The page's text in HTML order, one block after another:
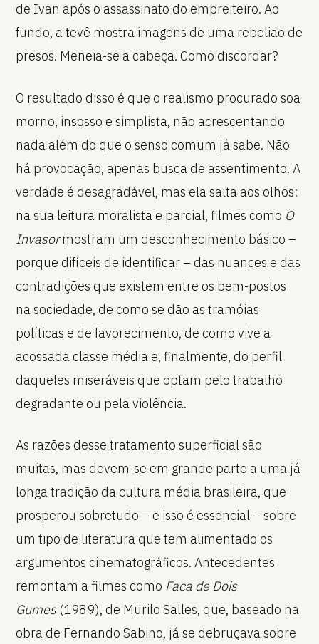
de Ivan após o assassinato do empreiteiro. Ao
fundo, a tevê mostra imagens de uma rebelião de
presos. Meneia-se a cabeça. Como discordar?
O resultado disso é que o realismo procurado soa
morno, insosso e simplista, não acrescentando
nada além do que o senso comum já sabe. Não
há provocação, apenas busca de assentimento. A
verdade é desagradável, mas ela salta aos olhos:
na sua leitura moralista e parcial, filmes como O
Invasormostram um desconhecimento básico –
porque difíceis de identificar – das nuances e das
contradições que existem entre os bem-postos
na sociedade, de como se dão as tramóias
políticas e de favorecimento, de como vive a
acossada classe média e, finalmente, do perfil
daqueles miseráveis que optam pelo trabalho
degradante ou pela violência.
As razões desse tratamento superficial são
muitas, mas devem-se em grande parte a uma já
longa tradição da cultura média brasileira, que
prosperou sobretudo – e isso é essencial – sobre
um tipo de literatura que tem alimentado os
argumentos cinematográficos. Antecedentes
remontam a filmes como Faca de Dois
Gumes(1989), de Murilo Salles, que, baseado na
obra de Fernando Sabino, já se debruçava sobre